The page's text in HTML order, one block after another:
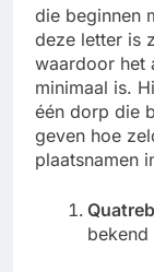
die beginnen
deze letter is
waardoor het
minimaal is.
één dorp die
geven hoe
plaatsnamen